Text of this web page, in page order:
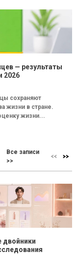
— результаты
2026
сохраняют
жизни в стране.
жизни...
Все записи
>>
двойники